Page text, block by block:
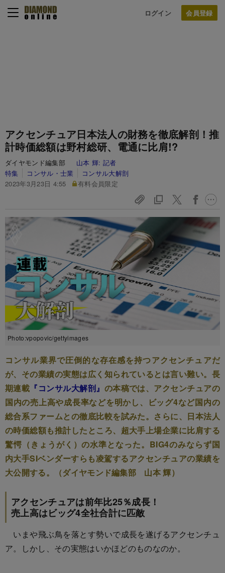
ログイン
アクセンチュア日本法人の財務を徹底解剖！推
計時価総額は野村総研、電通に比肩!?
ダイヤモンド編集部 山本 輝: 記者
特集
コンサル・士業
コンサル大解剖
2023年3月23日 4:55
有料会員限定
Photo:vpopovic/gettyimages
コンサル業界で圧倒的な存在感を持つアクセンチュアだ
が、その業績の実態は広く知られているとは言い難い。長
期連載 『コンサル大解剖』 の本稿では、アクセンチュアの
国内の売上高や成長率などを明かし、ビッグ4など国内の
総合系ファームとの徹底比較を試みた。さらに、日本法人
の時価総額も推計したところ、超大手上場企業に比肩する
驚愕（きょうがく）の水準となった。BIG4のみならず国
内大手SIベンダーすらも凌駕するアクセンチュアの業績を
大公開する。（ダイヤモンド編集部 山本 輝）
アクセンチュアは前年比25％成長！
売上高はビッグ4全社合計に匹敵
いまや飛ぶ鳥を落とす勢いで成長を遂げるアクセンチュ
ア。しかし、その実態はいかほどのものなのか。